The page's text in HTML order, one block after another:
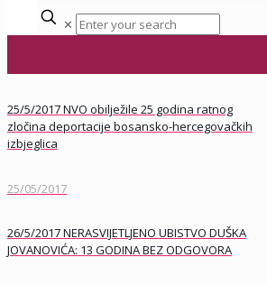
✕
25/5/2017 NVO obilježile 25 godina ratnog
zločina deportacije bosansko-hercegovačkih
izbjeglica
25/05/2017
26/5/2017 NERASVIJETLJENO UBISTVO DUŠKA
JOVANOVIĆA: 13 GODINA BEZ ODGOVORA